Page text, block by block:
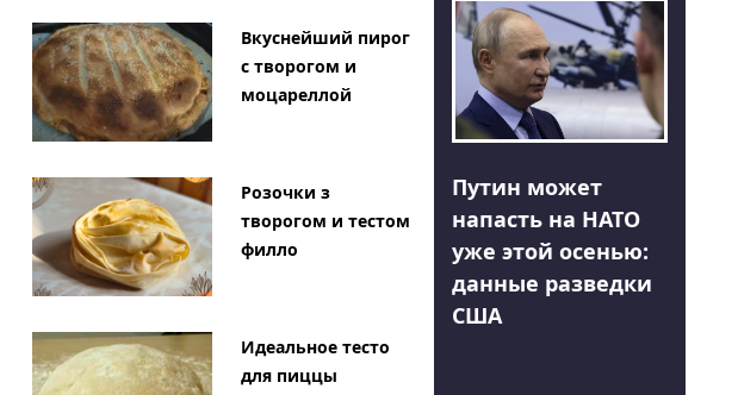
Вкуснейший пирог
с творогом и
моцареллой
Розочки з
творогом и тестом
филло
Идеальное тесто
для пиццы
Путин может
напасть на НАТО
уже этой осенью:
данные разведки
США